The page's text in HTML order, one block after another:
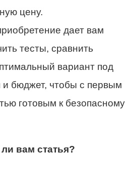
цену.
дает вам
тесты, сравнить
вариант под
бюджет, чтобы с первым
готовым к безопасному
вам статья?